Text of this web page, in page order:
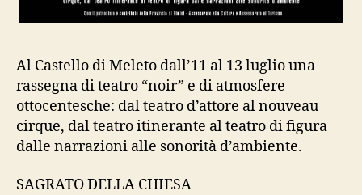
Al Castello di Meleto dall’11 al 13 luglio una
rassegna di teatro “noir” e di atmosfere
ottocentesche: dal teatro d’attore al nouveau
cirque, dal teatro itinerante al teatro di figura
dalle narrazioni alle sonorità d’ambiente.
SAGRATO DELLA CHIESA